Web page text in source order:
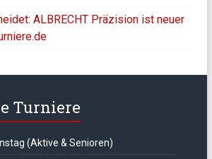
ALBRECHT Präzision ist neuer
Turniere
(Aktive & Senioren)